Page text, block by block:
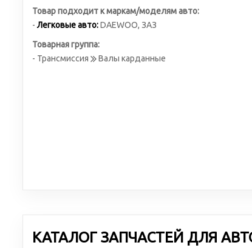
Товар подходит к маркам/моделям авто:
-Легковые авто:DAEWOO, ЗАЗ
Товарная группа:
- Трансмиссия
Валы карданные
КАТАЛОГ ЗАПЧАСТЕЙ ДЛЯ